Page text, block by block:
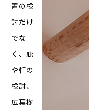
置の検
討だけ
でな
く、庇
や軒の
検討、
広葉樹